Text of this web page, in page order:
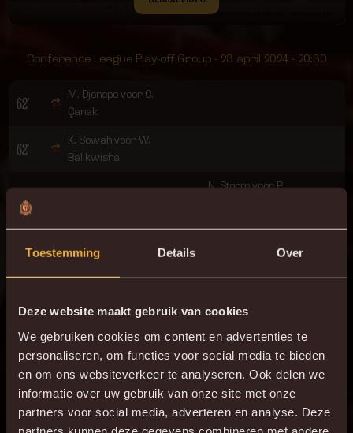
Toestemming Details Over
Deze website maakt gebruik van cookies
We gebruiken cookies om content en advertenties te
personaliseren, om functies voor social media te bieden
en om ons websiteverkeer te analyseren. Ook delen we
informatie over uw gebruik van onze site met onze
partners voor social media, adverteren en analyse. Deze
Conference League Play-off Group - 23 april 2024 - 20:30
62'
M. Djenepo voor C.
Çanak
62'
K. Sowah voor W.
Balikwisha
N. Storm voor P.
G. Dewaele voor K.
Laifis
S. Walsh voor G.
74'
S. Alzate voor H.
Kawabe
I. Slimani voor N.
Bassette
80'
S. Walsh